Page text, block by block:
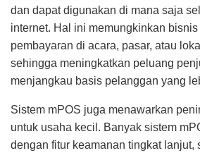
dan dapat digunakan di mana saja
internet. Hal ini memungkinkan
pembayaran di acara, pasar, atau
sehingga meningkatkan peluang
menjangkau basis pelanggan yang
Sistem mPOS juga menawarkan
untuk usaha kecil. Banyak sistem
dengan fitur keamanan tingkat lanjut,